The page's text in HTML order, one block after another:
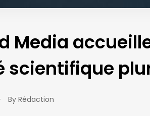
Media
scientifique
By Rédaction